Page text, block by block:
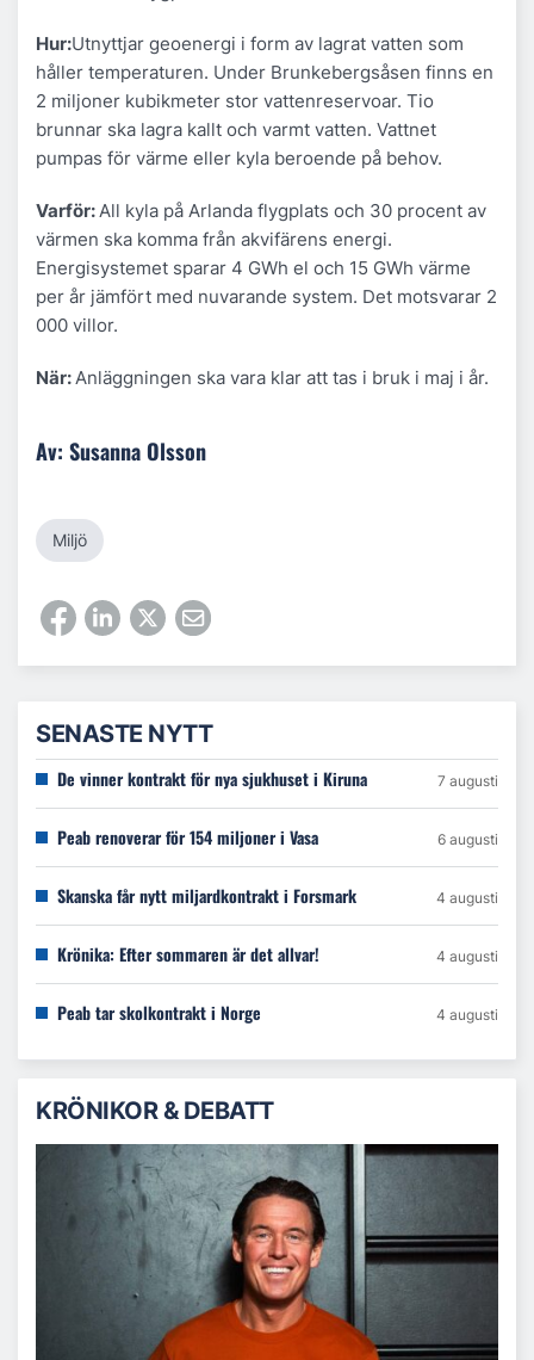
Hur:Utnyttjar geoenergi i form av lagrat vatten som
håller temperaturen. Under Brunkebergsåsen finns en
2 miljoner kubikmeter stor vattenreservoar. Tio
brunnar ska lagra kallt och varmt vatten. Vattnet
pumpas för värme eller kyla beroende på behov.
Varför:All kyla på Arlanda flygplats och 30 procent av
värmen ska komma från akvifärens energi.
Energisystemet sparar 4 GWh el och 15 GWh värme
per år jämfört med nuvarande system. Det motsvarar 2
000 villor.
När:Anläggningen ska vara klar att tas i bruk i maj i år.
Av: Susanna Olsson
Miljö
SENASTE NYTT
De vinner kontrakt för nya sjukhuset i Kiruna 7 augusti
Peab renoverar för 154 miljoner i Vasa 6 augusti
Skanska får nytt miljardkontrakt i Forsmark 4 augusti
Krönika: Efter sommaren är det allvar! 4 augusti
Peab tar skolkontrakt i Norge 4 augusti
KRÖNIKOR & DEBATT